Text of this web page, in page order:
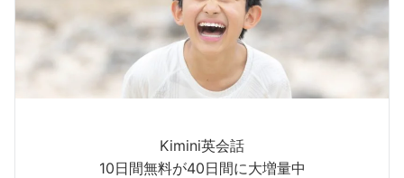
Kimini英会話
10日間無料が40日間に大増量中